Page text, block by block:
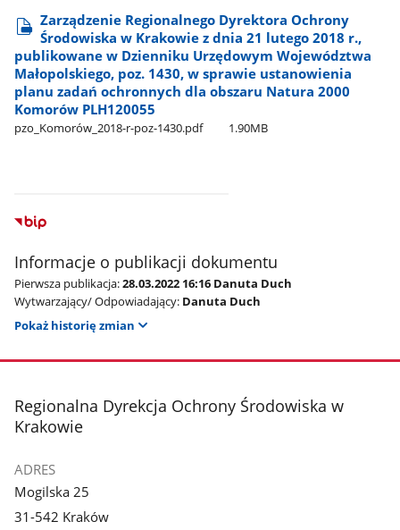
Zarządzenie Regionalnego Dyrektora Ochrony
Środowiska w Krakowie z dnia 21 lutego 2018 r.,
publikowane w Dzienniku Urzędowym Województwa
Małopolskiego, poz. 1430, w sprawie ustanowienia
planu zadań ochronnych dla obszaru Natura 2000
Komorów PLH120055
pzo​_Komorów​_2018-r-poz-1430.pdf 1.90MB
Informacje o publikacji dokumentu
Pierwsza publikacja:28.03.2022 16:16 Danuta Duch
Wytwarzający/ Odpowiadający: Danuta Duch
Pokaż historię zmian
stopka
Regionalna Dyrekcja Ochrony Środowiska w
Krakowie
ADRES
Mogilska 25
31-542 Kraków